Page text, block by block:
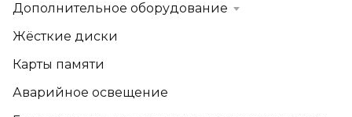
Дополнительное оборудование
Жёсткие диски
Карты памяти
Аварийное освещение